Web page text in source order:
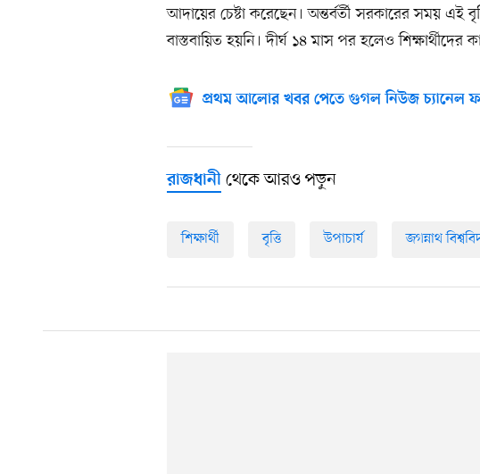
আদায়ের চেষ্টা করেছেন। অন্তর্বর্তী সরকারের সময় এই
বাস্তবায়িত হয়নি। দীর্ঘ ১৪ মাস পর হলেও শিক্ষার্থীদের
প্রথম আলোর খবর পেতে গুগল নিউজ চ্যানেল
রাজধানী থেকে আরও পড়ুন
শিক্ষার্থী বৃত্তি উপাচার্য জগন্নাথ